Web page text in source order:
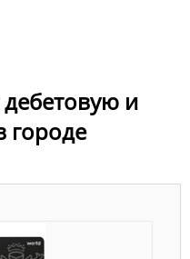
и
городе